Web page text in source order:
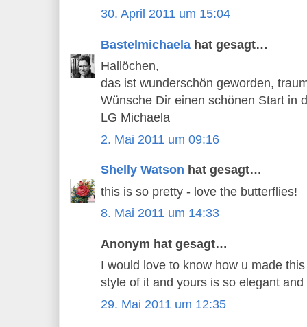
30. April 2011 um 15:04
Bastelmichaela hat gesagt…
Hallöchen,
das ist wunderschön geworden,
Wünsche Dir einen schönen Start in
LG Michaela
2. Mai 2011 um 09:16
Shelly Watson hat gesagt…
this is so pretty - love the butterflies!
8. Mai 2011 um 14:33
Anonym hat gesagt…
I would love to know how u made
style of it and yours is so elegant
29. Mai 2011 um 12:35